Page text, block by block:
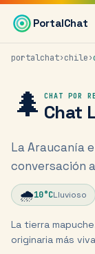
Saltar al
PortalChat
portalchat›chile›
🌲 CHAT POR
Chat
La Araucanía
conversación
🌧️10°CLluvioso
La tierra
originaria más